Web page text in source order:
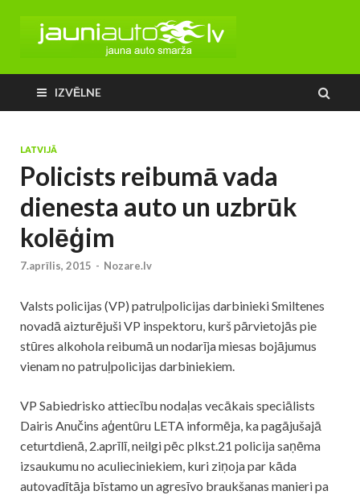
IZVĒLNE
LATVIJĀ
Policists reibumā vada
dienesta auto un uzbrūk
kolēģim
7.aprīlis, 2015 - Nozare.lv
Valsts policijas (VP) patruļpolicijas darbinieki Smiltenes
novadā aizturējuši VP inspektoru, kurš pārvietojās pie
stūres alkohola reibumā un nodarīja miesas bojājumus
vienam no patruļpolicijas darbiniekiem.
VP Sabiedrisko attiecību nodaļas vecākais speciālists
Dairis Anučins aģentūru LETA informēja, ka pagājušajā
ceturtdienā, 2.aprīlī, neilgi pēc plkst.21 policijasaņēma
izsaukumu no aculieciniekiem, kuri ziņoja par kāda
autovadītāja bīstamo un agresīvo braukšanas manieri pa